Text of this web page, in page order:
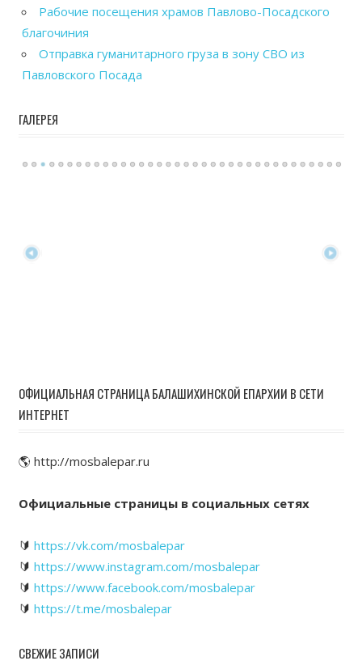
Рабочие посещения храмов Павлово-Посадского
благочиния
Отправка гуманитарного груза в зону СВО из
Павловского Посада
ГАЛЕРЕЯ
ОФИЦИАЛЬНАЯ СТРАНИЦА БАЛАШИХИНСКОЙ ЕПАРХИИ В СЕТИ
ИНТЕРНЕТ
🌎 http://mosbalepar.ru
Официальные страницы в социальных сетях
🔰 https://vk.com/mosbalepar
🔰 https://www.instagram.com/mosbalepar
🔰 https://www.facebook.com/mosbalepar
🔰 https://t.me/mosbalepar
СВЕЖИЕ ЗАПИСИ